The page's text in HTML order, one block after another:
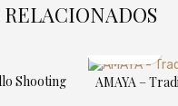
Shooting
AMAYA –